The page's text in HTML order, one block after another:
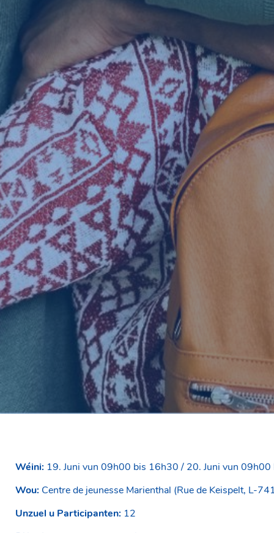
Wéini: 19. Juni vun 09h00 bis 16h30 / 20. Juni vun
Wou: Centre de jeunesse Marienthal (Rue de Keispelt, L-
Unzuel u Participanten: 12